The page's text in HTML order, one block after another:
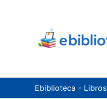
Ebiblioteca - Libros